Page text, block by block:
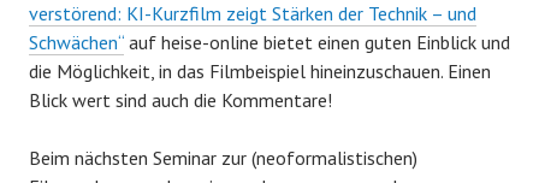
verstörend: KI-Kurzfilm zeigt Stärken der Technik – und
Schwächen“ auf heise-online bietet einen guten Einblick und
die Möglichkeit, in das Filmbeispiel hineinzuschauen. Einen
Blick wert sind auch die Kommentare!
Beim nächsten Seminar zur (neoformalistischen)